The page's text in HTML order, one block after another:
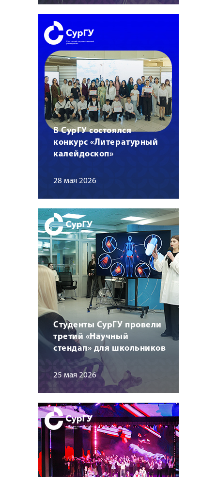
В СурГУ состоялся
конкурс «Литературный
калейдоскоп»
28 мая 2026
Студенты СурГУ провели
третий «Научный
стендап» для школьников
25 мая 2026